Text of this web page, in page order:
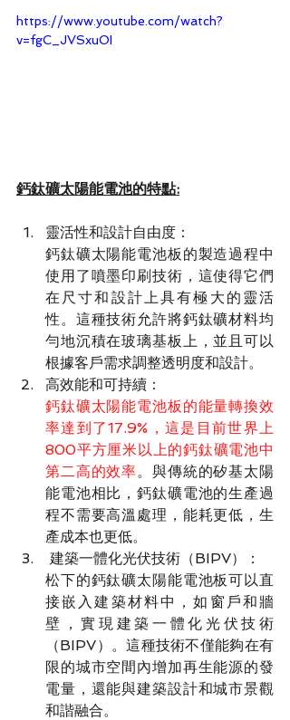
https://www.youtube.com/watch?
v=fgC_JVSxuOI
鈣鈦礦太陽能電池的特點:
靈活性和設計自由度：
鈣鈦礦太陽能電池板的製造過程中
使用了噴墨印刷技術，這使得它們
在尺寸和設計上具有極大的靈活
性。這種技術允許將鈣鈦礦材料均
勻地沉積在玻璃基板上，並且可以
根據客戶需求調整透明度和設計。
高效能和可持續：
鈣鈦礦太陽能電池板的能量轉換效
率達到了17.9%，這是目前世界上
800平方厘米以上的鈣鈦礦電池中
第二高的效率。與傳統的矽基太陽
能電池相比，鈣鈦礦電池的生產過
程不需要高溫處理，能耗更低，生
產成本也更低。
建築一體化光伏技術（BIPV）：
松下的鈣鈦礦太陽能電池板可以直
接嵌入建築材料中，如窗戶和牆
壁，實現建築一體化光伏技術
（BIPV）。這種技術不僅能夠在有
限的城市空間內增加再生能源的發
電量，還能與建築設計和城市景觀
和諧融合。